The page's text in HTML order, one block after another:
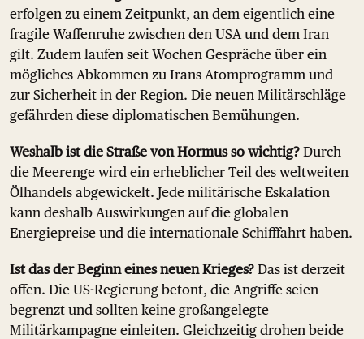
erfolgen zu einem Zeitpunkt, an dem eigentlich eine
fragile Waffenruhe zwischen den USA und dem Iran
gilt. Zudem laufen seit Wochen Gespräche über ein
mögliches Abkommen zu Irans Atomprogramm und
zur Sicherheit in der Region. Die neuen Militärschläge
gefährden diese diplomatischen Bemühungen.
Weshalb ist die Straße von Hormus so wichtig? Durch
die Meerenge wird ein erheblicher Teil des weltweiten
Ölhandels abgewickelt. Jede militärische Eskalation
kann deshalb Auswirkungen auf die globalen
Energiepreise und die internationale Schifffahrt haben.
Ist das der Beginn eines neuen Krieges? Das ist derzeit
offen. Die US-Regierung betont, die Angriffe seien
begrenzt und sollten keine großangelegte
Militärkampagne einleiten. Gleichzeitig drohen beide